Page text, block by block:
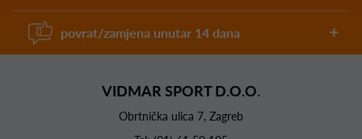
povrat/zamjena unutar 14 dana
VIDMAR SPORT D.O.O.
Obrtnička ulica 7, Zagreb